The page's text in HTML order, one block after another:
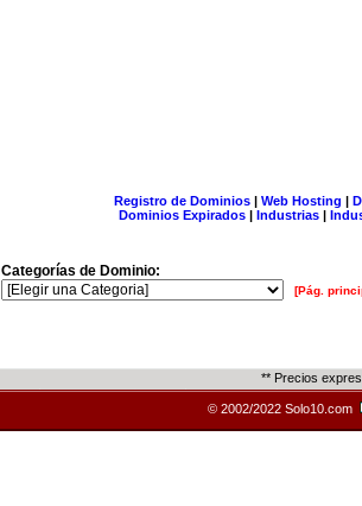
Registro de Dominios| Web Hosting |
Dominios Expirados | Industrias |
Categorías de Dominio:
[Pág.
** Precios
© 2002/2022 Solo10.com